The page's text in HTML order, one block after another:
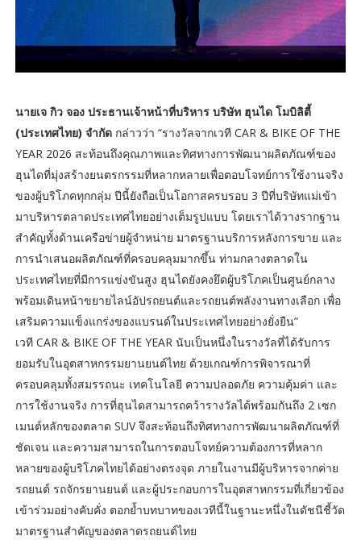
นายเจ กิว จอง ประธานเจ้าหน้าที่บริหาร บริษัท ฮุนได โมบิลิตี้
(ประเทศไทย) จำกัด กล่าวว่า “รางวัลจากเวที CAR & BIKE OF THE
YEAR 2026 สะท้อนถึงคุณภาพและทิศทางการพัฒนาผลิตภัณฑ์ของ
ฮุนไดที่มุ่งสร้างยนตรกรรมที่หลากหลายเพื่อตอบโจทย์การใช้งานจริง
ของผู้บริโภคทุกกลุ่ม ปีนี้ยังถือเป็นโอกาสครบรอบ 3 ปีที่บริษัทแม่เข้า
มาบริหารตลาดประเทศไทยอย่างเต็มรูปแบบ โดยเราได้วางรากฐาน
สำคัญทั้งด้านเครือข่ายผู้จำหน่าย มาตรฐานบริการหลังการขาย และ
การนำเสนอผลิตภัณฑ์ที่ครอบคลุมมากขึ้น ท่ามกลางตลาดใน
ประเทศไทยที่มีการแข่งขันสูง ฮุนไดยังคงยึดผู้บริโภคเป็นศูนย์กลาง
พร้อมเดินหน้าขยายไลน์อัปรถยนต์และรถยนต์พลังงานทางเลือก เพื่อ
เสริมความแข็งแกร่งของแบรนด์ในประเทศไทยอย่างยั่งยืน”
เวที CAR & BIKE OF THE YEAR นับเป็นหนึ่งในรางวัลที่ได้รับการ
ยอมรับในอุตสาหกรรมยานยนต์ไทย ด้วยเกณฑ์การพิจารณาที่
ครอบคลุมทั้งสมรรถนะ เทคโนโลยี ความปลอดภัย ความคุ้มค่า และ
การใช้งานจริง การที่ฮุนไดสามารถคว้ารางวัลได้พร้อมกันถึง 2 เซก
เมนต์หลักของตลาด SUV จึงสะท้อนถึงทิศทางการพัฒนาผลิตภัณฑ์ที่
ชัดเจน และความสามารถในการตอบโจทย์ความต้องการที่หลาก
หลายของผู้บริโภคไทยได้อย่างตรงจุด ภายในงานมีผู้บริหารจากค่าย
รถยนต์ รถจักรยานยนต์ และผู้ประกอบการในอุตสาหกรรมที่เกี่ยวข้อง
เข้าร่วมอย่างคับคั่ง ตอกย้ำบทบาทของเวทีนี้ในฐานะหนึ่งในดัชนีชี้วัด
มาตรฐานสำคัญของตลาดรถยนต์ไทย